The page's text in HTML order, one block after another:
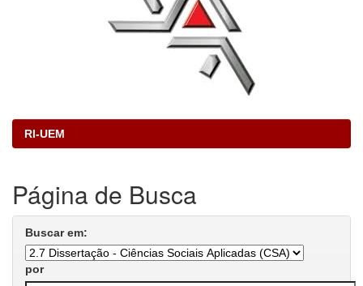
RI-UEM
Página de Busca
Buscar em:
por